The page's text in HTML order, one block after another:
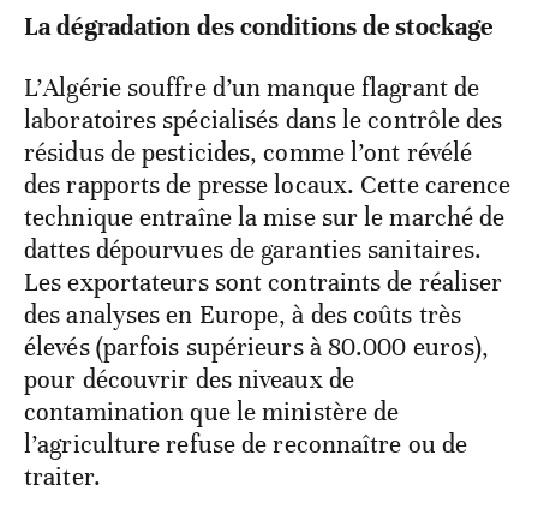
La dégradation des conditions de stockage
L’Algérie souffre d’un manque flagrant de
laboratoires spécialisés dans le contrôle des
résidus de pesticides, comme l’ont révélé
des rapports de presse locaux. Cette carence
technique entraîne la mise sur le marché de
dattes dépourvues de garanties sanitaires.
Les exportateurs sont contraints de réaliser
des analyses en Europe, à des coûts très
élevés (parfois supérieurs à 80.000 euros),
pour découvrir des niveaux de
contamination que le ministère de
l’agriculture refuse de reconnaître ou de
traiter.